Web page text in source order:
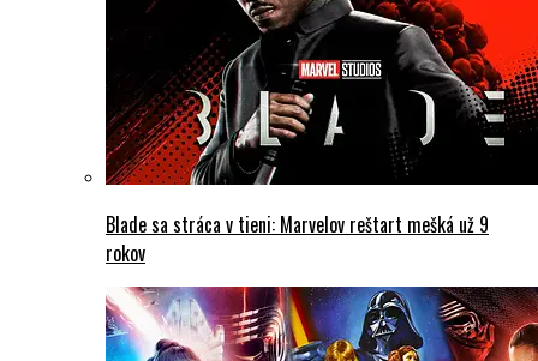
Blade sa stráca v tieni: Marvelov reštart mešká už 9
rokov